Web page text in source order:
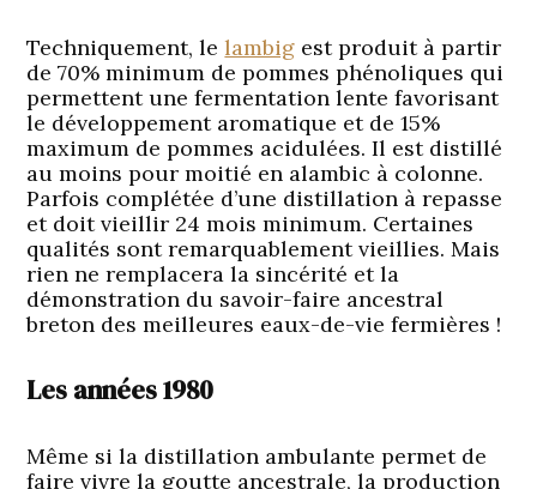
Techniquement, lelambig est produit à partir
de 70% minimum de pommes phénoliques qui
permettent une fermentation lente favorisant
le développement aromatique et de 15%
maximum de pommes acidulées. Il est distillé
au moins pour moitié en alambic à colonne.
Parfois complétée d’une distillation à repasse
et doit vieillir 24 mois minimum. Certaines
qualités sont remarquablement vieillies. Mais
rien ne remplacera la sincérité et la
démonstration du savoir-faire ancestral
breton des meilleures eaux-de-vie fermières !
Les années 1980
Même si la distillation ambulante permet de
faire vivre la goutte ancestrale, la production